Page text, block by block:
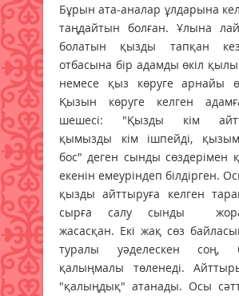
Бұрын ата-аналар ұлдарына
таңдайтын болған. Ұлына
болатын қызды тапқан
отбасына бір адамды өкіл
немесе қыз көруге арнайы
Қызын көруге келген
шешесі: "Қызды кім
қымызды кім ішпейді,
бос" деген сынды сөздерімен
екенін емеуріндеп білдірген.
қызды айттыруға келген
сырға салу сынды
жасасқан. Екі жақ сөз
туралы уәделескен соң,
қалыңмалы төленеді.
"қалыңдық" атанады. Осы